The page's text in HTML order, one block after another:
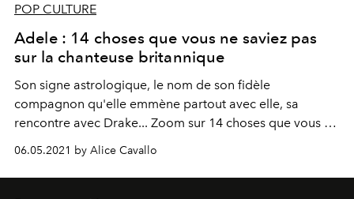
POP CULTURE
Adele : 14 choses que vous ne saviez pas
sur la chanteuse britannique
Son signe astrologique, le nom de son fidèle
compagnon qu'elle emmène partout avec elle, sa
rencontre avec Drake... Zoom sur 14 choses que vous ne
saviez pas sur la sensation musicale Adele.
06.05.2021 by Alice Cavallo